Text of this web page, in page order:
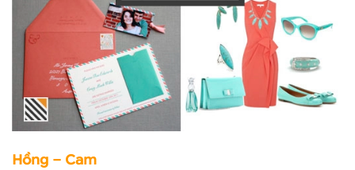
Hồng – Cam